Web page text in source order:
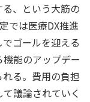
、という大筋の
では医療DX推進
ゴールを迎える
能のアップデー
る。費用の負担
議論されていく